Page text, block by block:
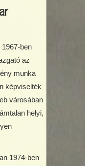
ben
az
munka
képviselték
városában
helyi,
1974-ben